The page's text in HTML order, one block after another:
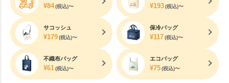
¥84(税込)〜 ¥193(税込)〜
サコッシュ
¥179(税込)〜
保冷バッグ
¥117(税込)〜
不織布バッグ
¥61(税込)〜
エコバッグ
¥75(税込)〜